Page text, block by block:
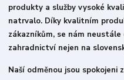
produkty a služby vysoké
natrvalo. Díky kvalitním
zákazníkům, se nám
zahradnictví nejen na
Naší odměnou jsou spokojeni